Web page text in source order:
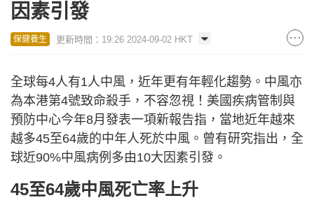
因素引發
保健養生 更新時間：19:26 2024-09-02 HKT
全球每4人有1人中風，近年更有年輕化趨勢。中風亦
為本港第4號致命殺手，不容忽視！美國疾病管制與
預防中心今年8月發表一項新報告指，當地近年越來
越多45至64歲的中年人死於中風。曾有研究指出，全
球近90%中風病例多由10大因素引發。
45至64歲中風死亡率上升